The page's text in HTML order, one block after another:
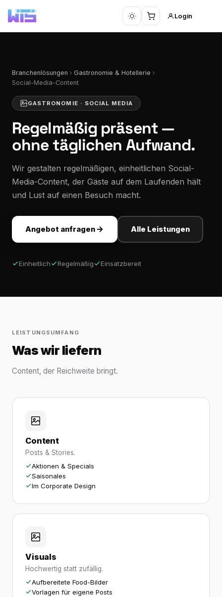
Login
Branchenlösungen
Gastronomie & Hotellerie
Social-Media-Content
GASTRONOMIE · SOCIAL MEDIA
Regelmäßig präsent —
ohne täglichen Aufwand.
Wir gestalten regelmäßigen, einheitlichen Social-
Media-Content, der Gäste auf dem Laufenden hält
und Lust auf einen Besuch macht.
Angebot anfragen Alle Leistungen
Einheitlich Regelmäßig Einsatzbereit
LEISTUNGSUMFANG
Was wir liefern
Content, der Reichweite bringt.
Content
Posts & Stories.
Aktionen & Specials
Saisonales
Im Corporate Design
Visuals
Hochwertig statt zufällig.
Aufbereitete Food-Bilder
Vorlagen für eigene Posts